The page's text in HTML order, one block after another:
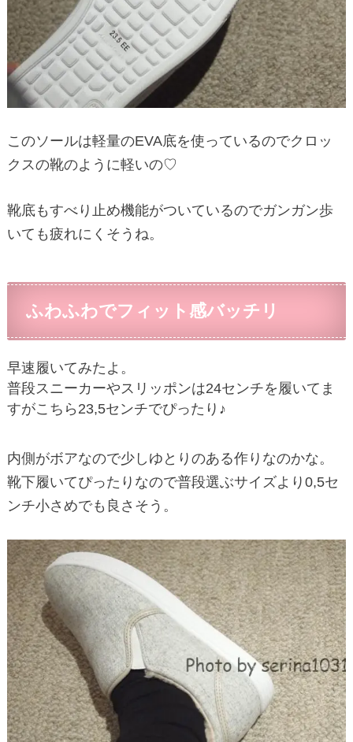
このソールは軽量のEVA底を使っているのでクロッ
クスの靴のように軽いの♡
靴底もすべり止め機能がついているのでガンガン歩
いても疲れにくそうね。
ふわふわでフィット感バッチリ
早速履いてみたよ。
普段スニーカーやスリッポンは24センチを履いてま
すがこちら23,5センチでぴったり♪
内側がボアなので少しゆとりのある作りなのかな。
靴下履いてぴったりなので普段選ぶサイズより0,5セ
ンチ小さめでも良さそう。